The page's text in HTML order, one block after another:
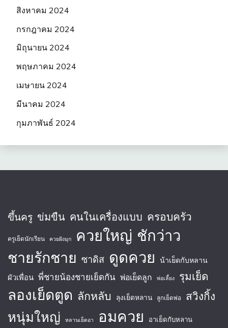
สิงหาคม 2024
กรกฎาคม 2024
มิถุนายน 2024
พฤษภาคม 2024
เมษายน 2024
มีนาคม 2024
กุมภาพันธ์ 2024
ขึ้นครู ข่มขืน คนในเครื่องแบบ ครอบครัว
ครูเย็ดนักเรียน ควยฝังมุก ควยใหญ่ ชักว่าว
ชายรักชาย ซาดิส ดูดควย น้าเย็ดกับหลาน
ผัวเพื่อน พี่ชายน้องชายเย็ดกัน พ่อเย็ดลูก พ่อเลี้ยง รุมเย็ด
ลองเย็ดตูด ลักหลับ ลุงเย็ดหลาน ลูกเย็ดพ่อ สวิงกิ้ง
หนุ่มใหญ่ หลานเย็ดอา อมควย อาเย็ดกับหลาน